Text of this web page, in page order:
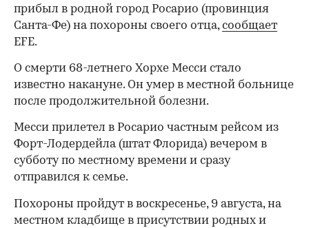
прибыл в родной город Росарио (провинция
Санта-Фе) на похороны своего отца,сообщает
EFE.
О смерти 68-летнего Хорхе Месси стало
известно накануне. Он умер в местной больнице
после продолжительной болезни.
Месси прилетел в Росарио частным рейсом из
Форт-Лодердейла (штат Флорида) вечером в
субботу по местному времени и сразу
отправился к семье.
Похороны пройдут в воскресенье, 9 августа, на
местном кладбище в присутствии родных и